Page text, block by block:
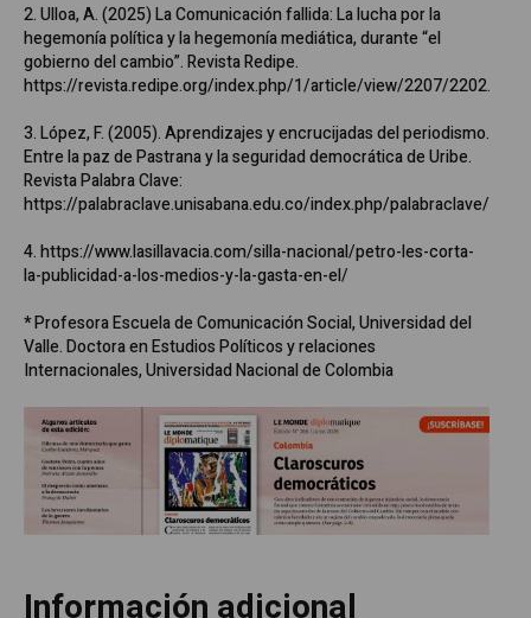
2. Ulloa, A. (2025) La Comunicación fallida: La lucha por la
hegemonía política y la hegemonía mediática, durante “el
gobierno del cambio”. Revista Redipe.
https://revista.redipe.org/index.php/1/article/view/2207/2202.
3. López, F. (2005). Aprendizajes y encrucijadas del periodismo.
Entre la paz de Pastrana y la seguridad democrática de Uribe.
Revista Palabra Clave:
https://palabraclave.unisabana.edu.co/index.php/palabraclave/
4. https://www.lasillavacia.com/silla-nacional/petro-les-corta-
la-publicidad-a-los-medios-y-la-gasta-en-el/
*Profesora Escuela de Comunicación Social, Universidad del
Valle. Doctora en Estudios Políticos y relaciones
Internacionales, Universidad Nacional de Colombia
Información adicional